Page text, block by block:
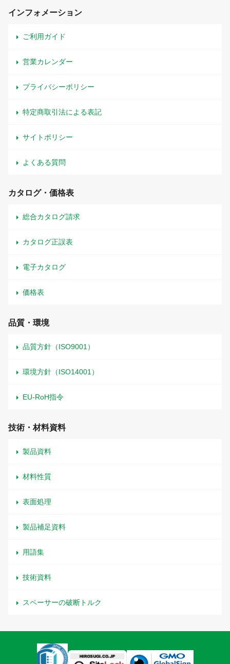
インフォメーション
ご利用ガイド
営業カレンダー
プライバシーポリシー
特定商取引法による表記
サイトポリシー
よくある質問
カタログ・価格表
総合カタログ請求
カタログ正誤表
電子カタログ
価格表
品質・環境
品質方針（ISO9001）
環境方針（ISO14001）
EU-RoH指令
技術・材料資料
製品資料
材料性質
表面処理
製品補足資料
用語集
技術資料
スペーサーの破断トルク